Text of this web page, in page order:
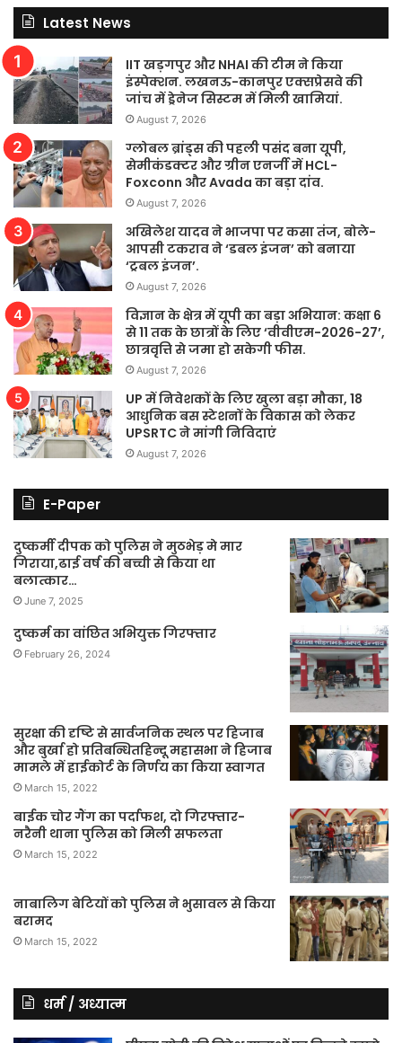
Latest News
IIT खड़गपुर और NHAI की टीम ने किया
इंस्पेक्शन. लखनऊ-कानपुर एक्सप्रेसवे की
जांच में ड्रेनेज सिस्टम में मिली खामियां.
August 7, 2026
ग्लोबल ब्रांड्स की पहली पसंद बना यूपी,
सेमीकंडक्टर और ग्रीन एनर्जी में HCL-
Foxconn और Avada का बड़ा दांव.
August 7, 2026
अखिलेश यादव ने भाजपा पर कसा तंज, बोले-
आपसी टकराव ने ‘डबल इंजन’ को बनाया
‘ट्रबल इंजन’.
August 7, 2026
विज्ञान के क्षेत्र में यूपी का बड़ा अभियान: कक्षा 6
से 11 तक के छात्रों के लिए ‘वीवीएम-2026-27’,
छात्रवृत्ति से जमा हो सकेगी फीस.
August 7, 2026
UP में निवेशकों के लिए खुला बड़ा मौका, 18
आधुनिक बस स्टेशनों के विकास को लेकर
UPSRTC ने मांगी निविदाएं
August 7, 2026
E-Paper
दुष्कर्मी दीपक को पुलिस ने मुठभेड़ मे मार
गिराया,ढाई वर्ष की बच्ची से किया था
बलात्कार…
June 7, 2025
दुष्कर्म का वांछित अभियुक्त गिरफ्तार
February 26, 2024
सुरक्षा की दृष्टि से सार्वजनिक स्थल पर हिजाब
और बुर्खा हो प्रतिबन्धितहिन्दू महासभा ने हिजाब
मामले में हाईकोर्ट के निर्णय का किया स्वागत
March 15, 2022
बाईक चोर गैंग का पर्दाफश, दो गिरफ्तार-
नरैनी थाना पुलिस को मिली सफलता
March 15, 2022
नाबालिग बेटियों को पुलिस ने भुसावल से किया
बरामद
March 15, 2022
धर्म / अध्यात्म